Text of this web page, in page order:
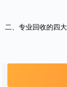
二、专业回收的四